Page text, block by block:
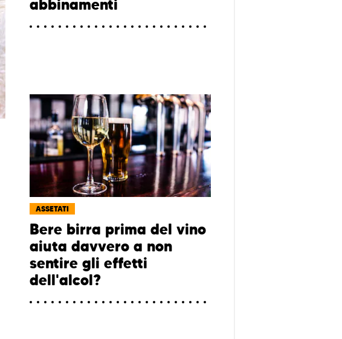
abbinamenti
ASSETATI
Bere birra prima del vino
aiuta davvero a non
sentire gli effetti
dell'alcol?